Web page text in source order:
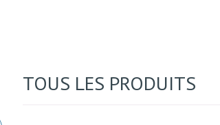
TOUS LES PRODUITS